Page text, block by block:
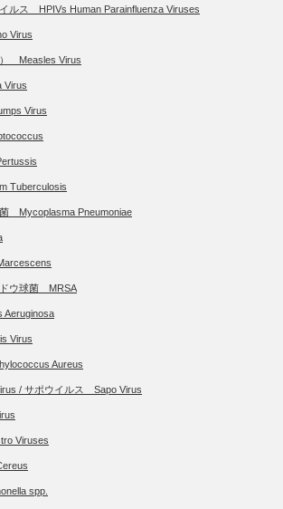
ルス HPIVs Human Parainfluenza Viruses
Virus
Measles Virus
Virus
Virus
Tuberculosis
Mycoplasma Pneumoniae
ドウ球菌 MRSA
Virus
Aureus
/ サポウイルス Sapo Virus
Viruses
spp.